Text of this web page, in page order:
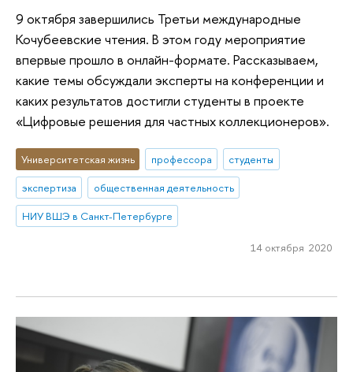
9 октября завершились Третьи международные
Кочубеевские чтения. В этом году мероприятие
впервые прошло в онлайн-формате. Рассказываем,
какие темы обсуждали эксперты на конференции и
каких результатов достигли студенты в проекте
«Цифровые решения для частных коллекционеров».
Университетская жизнь профессора
студенты
экспертиза
общественная деятельность
НИУ ВШЭ в Санкт-Петербурге
14 октября 2020